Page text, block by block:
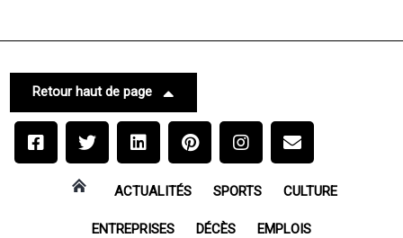
Retour haut de page
ACTUALITÉS SPORTS CULTURE
ENTREPRISES DÉCÈS EMPLOIS